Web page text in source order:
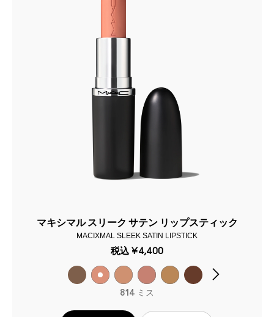
マキシマル スリーク サテン リップスティック
MACIXMAL SLEEK SATIN LIPSTICK
税込 ¥4,400
814 ミス